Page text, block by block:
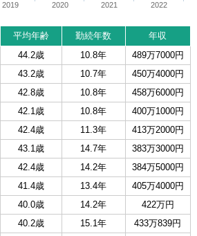
2019 2020 2021 2022
平均年齢 勤続年数
年収
44.2歳 10.8年
489万7000円
43.2歳 10.7年
450万4000円
42.8歳 10.8年
458万6000円
42.1歳 10.8年
400万1000円
42.4歳 11.3年
413万2000円
43.1歳 14.7年
383万3000円
42.4歳 14.2年
384万5000円
41.4歳 13.4年
405万4000円
40.0歳 14.2年
422万円
40.2歳 15.1年
433万839円